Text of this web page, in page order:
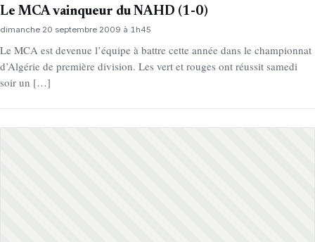
Le MCA vainqueur du NAHD (1-0)
dimanche 20 septembre 2009 à 1h45
Le MCA est devenue l’équipe à battre cette année dans le championnat
d’Algérie de première division. Les vert et rouges ont réussit samedi
soir un […]